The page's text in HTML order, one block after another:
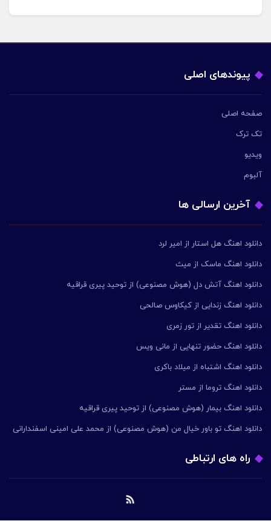
پیوندهای اصلی
صفحه اصلی
تک ترک
ویدیو
آلبوم
آخرین ارسالی ها
دانلود اهنگ هل استار از امیر لرد
دانلود اهنگ ماسک از میث
دانلود اهنگ آتش دل (هوش مصنوعی) از توحید پیری قراقیه
دانلود اهنگ زندایی از کیکاوس صالحی
دانلود اهنگ تقدیر از تور زمری
دانلود اهنگ حضور تنهایی از مانی ویس
دانلود اهنگ اشتباه از میلاد باکری
دانلود اهنگ تروما از مستر
دانلود اهنگ بیمار (هوش مصنوعی) از توحید پیری قراقیه
دانلود اهنگ تو باور خیال من (هوش مصنوعی) از محمد علی امینی اسفندارانی
راه های ارتباطی